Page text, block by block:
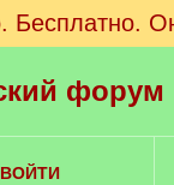
Бесплатно.
ВОЙТИ